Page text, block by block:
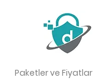
Paketler ve Fiyatlar